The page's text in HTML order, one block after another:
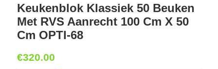
Keukenblok Klassiek 50 Beuken
Met RVS Aanrecht 100 Cm X 50
Cm OPTI-68
€320.00